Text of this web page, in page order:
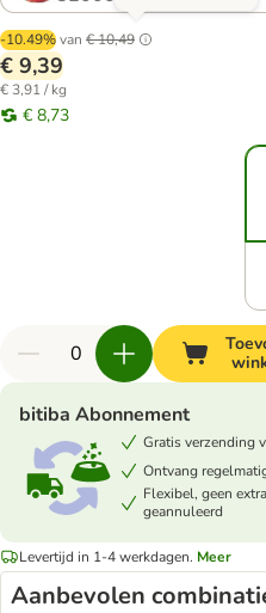
-10.49%van € 10,49
€ 9,39
€ 3,91 / kg
€ 8,73
bitiba Abonnement
Gratis verzending
Ontvang
Flexibel, geen
geannuleerd
Levertijd in 1-4 werkdagen. Meer
Aanbevolen